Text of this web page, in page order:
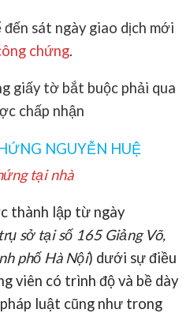
sát ngày giao dịch mới
chứng.
giấy tờ bắt buộc phải qua
chấp nhận
NGUYỄN HUỆ
tại nhà
thành lập từ ngày
sở tại số 165 Giảng Võ,
phố Hà Nội) dưới sự điều
viên có trình độ và bề dày
luật cũng như trong